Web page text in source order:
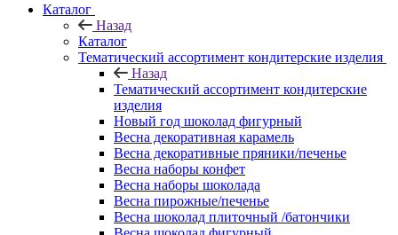
Каталог
Назад
Каталог
Тематический ассортимент кондитерские изделия
Назад
Тематический ассортимент кондитерские
изделия
Новый год шоколад фигурный
Весна декоративная карамель
Весна декоративные пряники/печенье
Весна наборы конфет
Весна наборы шоколада
Весна пирожные/печенье
Весна шоколад плиточный /батончики